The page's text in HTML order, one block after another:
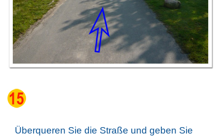
Überqueren Sie die Straße und geben Sie